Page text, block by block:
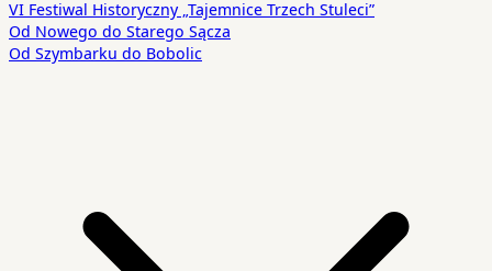
VI Festiwal Historyczny „Tajemnice Trzech Stuleci”
Od Nowego do Starego Sącza
Od Szymbarku do Bobolic